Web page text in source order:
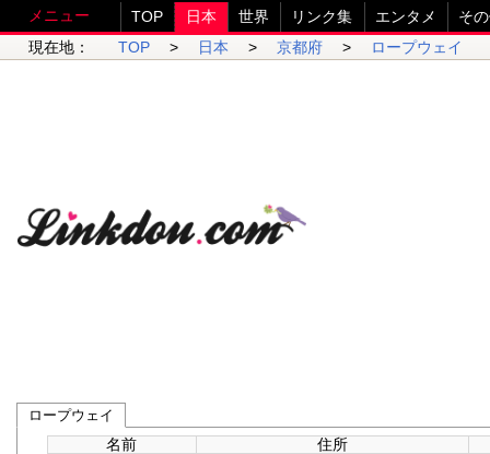
メニュー TOP 日本 世界 リンク集 エンタメ
そ
現在地：
TOP > 日本 > 京都府 > ロープウェイ
ロープウェイ
名前
住所